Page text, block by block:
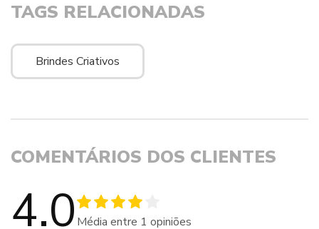
TAGS RELACIONADAS
Brindes Criativos
COMENTÁRIOS DOS CLIENTES
4.0 Média entre 1 opiniões